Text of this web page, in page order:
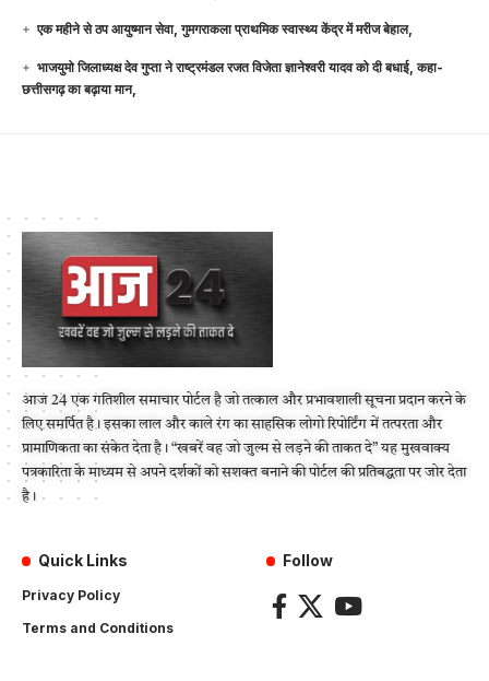
एक महीने से ठप आयुष्मान सेवा, गुमगराकला प्राथमिक स्वास्थ्य केंद्र में मरीज बेहाल,
भाजयुमो जिलाध्यक्ष देव गुप्ता ने राष्ट्रमंडल रजत विजेता ज्ञानेश्वरी यादव को दी बधाई, कहा-
छत्तीसगढ़ का बढ़ाया मान,
आज 24 एक गतिशील समाचार पोर्टल है जो तत्काल और प्रभावशाली सूचना प्रदान करने के
लिए समर्पित है। इसका लाल और काले रंग का साहसिक लोगो रिपोर्टिंग में तत्परता और
प्रामाणिकता का संकेत देता है। “खबरें वह जो जुल्म से लड़ने की ताकत दे” यह मुखवाक्य
पत्रकारिता के माध्यम से अपने दर्शकों को सशक्त बनाने की पोर्टल की प्रतिबद्धता पर जोर देता
है।
Quick Links
Privacy Policy
Terms and Conditions
Follow